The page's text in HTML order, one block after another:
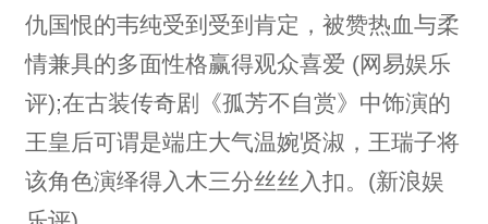
仇国恨的韦纯受到受到肯定，被赞热血与柔
情兼具的多面性格赢得观众喜爱 (网易娱乐
评);在古装传奇剧《孤芳不自赏》中饰演的
王皇后可谓是端庄大气温婉贤淑，王瑞子将
该角色演绎得入木三分丝丝入扣。(新浪娱